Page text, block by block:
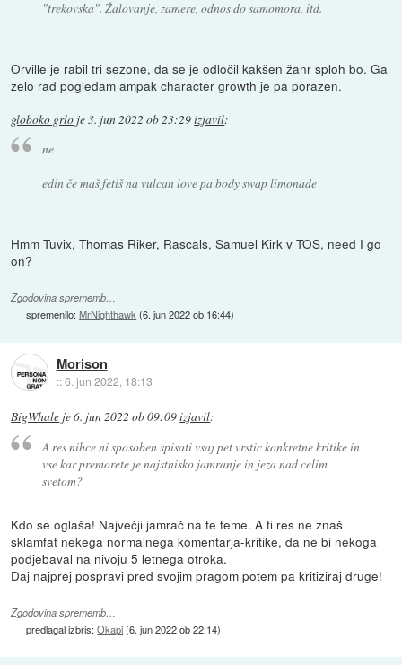
"trekovska". Žalovanje, zamere, odnos do samomora, itd.
Orville je rabil tri sezone, da se je odločil kakšen žanr sploh bo. Ga
zelo rad pogledam ampak character growth je pa porazen.
globoko grlo je3. jun 2022 ob 23:29izjavil:
ne
edin če maš fetiš na vulcan love pa body swap limonade
Hmm Tuvix, Thomas Riker, Rascals, Samuel Kirk v TOS, need I go
on?
Zgodovina sprememb…
spremenilo:MrNighthawk(6. jun 2022 ob 16:44)
Morison
::6. jun 2022, 18:13
BigWhale je6. jun 2022 ob 09:09izjavil:
A res nihce ni sposoben spisati vsaj pet vrstic konkretne kritike in
vse kar premorete je najstnisko jamranje in jeza nad celim
svetom?
Kdo se oglaša! Največji jamrač na te teme. A ti res ne znaš
sklamfat nekega normalnega komentarja-kritike, da ne bi nekoga
podjebaval na nivoju 5 letnega otroka.
Daj najprej pospravi pred svojim pragom potem pa kritiziraj druge!
Zgodovina sprememb…
predlagal izbris:Okapi(6. jun 2022 ob 22:14)